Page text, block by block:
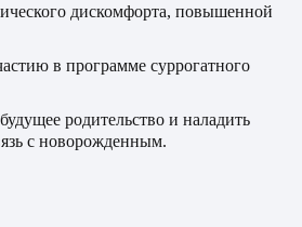
дискомфорта, повышенной
в программе суррогатного
родительство и наладить
с новорожденным.